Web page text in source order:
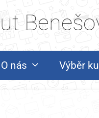
O nás Výběr